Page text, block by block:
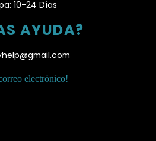
10-24 Días
AYUDA?
electrónico!